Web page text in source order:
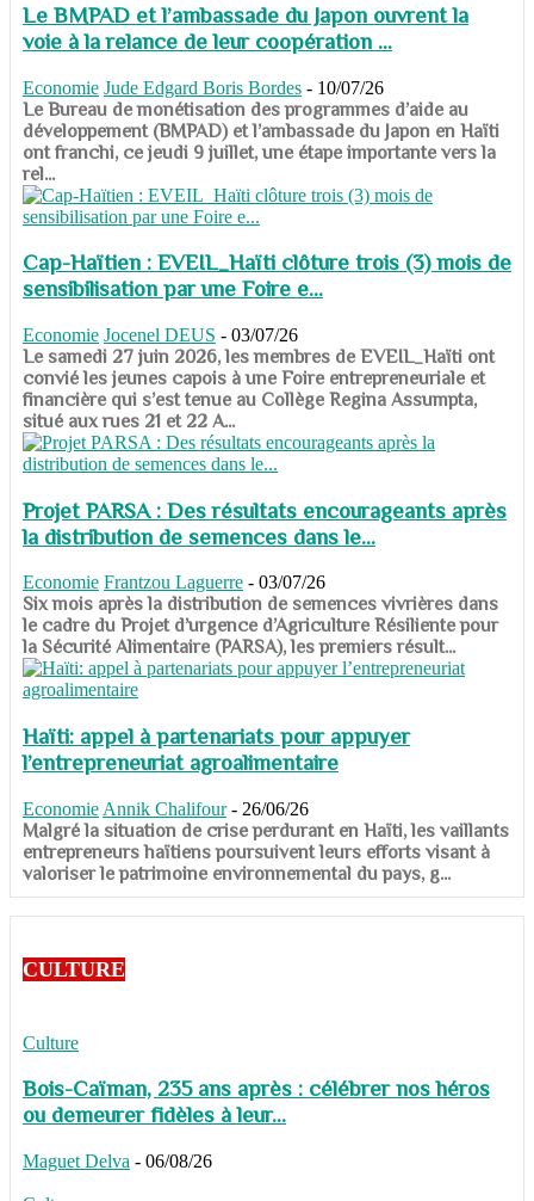
Le BMPAD et l’ambassade du Japon ouvrent la
voie à la relance de leur coopération ...
Economie Jude Edgard Boris Bordes - 10/07/26
​​​​​​​Le Bureau de monétisation des programmes d’aide au
développement (BMPAD) et l’ambassade du Japon en Haïti
ont franchi, ce jeudi 9 juillet, une étape importante vers la
rel...
Cap-Haïtien : EVEIL_Haïti clôture trois (3) mois de
sensibilisation par une Foire e...
Economie Jocenel DEUS - 03/07/26
Le samedi 27 juin 2026, les membres de EVEIL_Haïti ont
convié les jeunes capois à une Foire entrepreneuriale et
financière qui s’est tenue au Collège Regina Assumpta,
situé aux rues 21 et 22 A...
Projet PARSA : Des résultats encourageants après
la distribution de semences dans le...
Economie Frantzou Laguerre - 03/07/26
​​​​​​​Six mois après la distribution de semences vivrières dans
le cadre du Projet d’urgence d’Agriculture Résiliente pour
la Sécurité Alimentaire (PARSA), les premiers résult...
Haïti: appel à partenariats pour appuyer
l’entrepreneuriat agroalimentaire
Economie Annik Chalifour - 26/06/26
​​​​​​​Malgré la situation de crise perdurant en Haïti, les vaillants
entrepreneurs haïtiens poursuivent leurs efforts visant à
valoriser le patrimoine environnemental du pays, g...
CULTURE
Culture
Bois-Caïman, 235 ans après : célébrer nos héros
ou demeurer fidèles à leur...
Maguet Delva - 06/08/26